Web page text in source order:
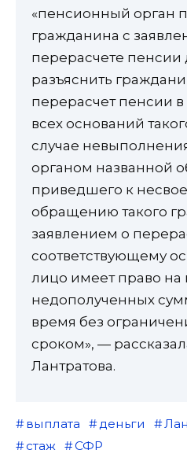
«пенсионный орган
гражданина с
перерасчете пенсии
разъяснить
перерасчет пенсии в
всех оснований
случае
органом названной
приведшего к
обращению такого
заявлением о
соответствующему
лицо имеет право на
недополученных
время без
сроком», —
Лантратова.
выплата деньги
стаж
СФР